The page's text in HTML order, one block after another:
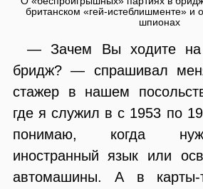
британском «гей-истеблишменте» и
шпионах
— Зачем Вы ходите на
бридж? — спрашивал
стажер в нашем
где я служил в с 1953 по
понимаю, когда
иностранный язык или
автомашины. А в